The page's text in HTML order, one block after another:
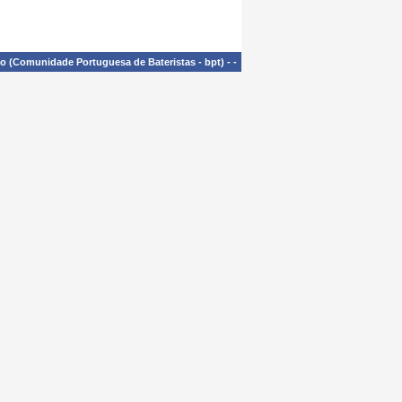
(Comunidade Portuguesa de Bateristas - bpt) - -